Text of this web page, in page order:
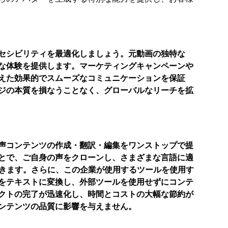
ビリティを最適化しましょう。元動画の独特な
験を提供します。マーケティングキャンペーンや
効果的でスムーズなコミュニケーションを保証
本質を損なうことなく、グローバルなリーチを拡
ンテンツの作成・翻訳・編集をワンストップで提
、ご自身の声をクローンし、さまざまな言語に適
す。さらに、この企業が使用するツールを使用す
キストに変換し、外部ツールを使用せずにコンテ
の完了が迅速化し、時間とコストの大幅な節約が
ンツの品質に影響を与えません。